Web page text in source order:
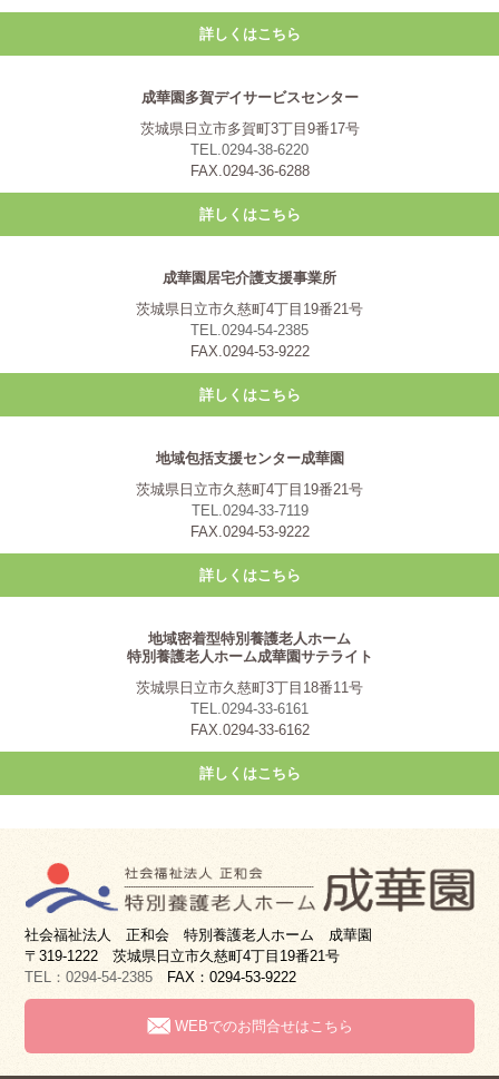
詳しくはこちら
成華園多賀デイサービスセンター
茨城県日立市多賀町3丁目9番17号
TEL.0294-38-6220
FAX.0294-36-6288
詳しくはこちら
成華園居宅介護支援事業所
茨城県日立市久慈町4丁目19番21号
TEL.0294-54-2385
FAX.0294-53-9222
詳しくはこちら
地域包括支援センター成華園
茨城県日立市久慈町4丁目19番21号
TEL.0294-33-7119
FAX.0294-53-9222
詳しくはこちら
地域密着型特別養護老人ホーム
特別養護老人ホーム成華園サテライト
茨城県日立市久慈町3丁目18番11号
TEL.0294-33-6161
FAX.0294-33-6162
詳しくはこちら
社会福祉法人 正和会 特別養護老人ホーム 成華園
〒319-1222 茨城県日立市久慈町4丁目19番21号
TEL：0294-54-2385 FAX：0294-53-9222
WEBでのお問合せはこちら